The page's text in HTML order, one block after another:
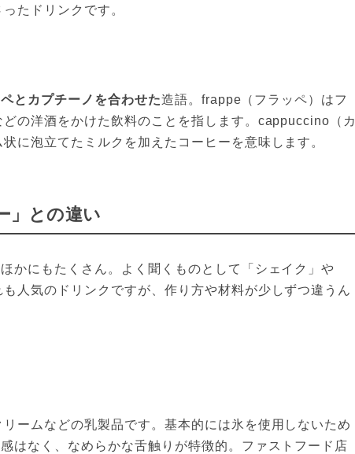
たドリンクです。
とカプチーノを合わせた造語。frappe（フラッペ）はフ
の洋酒をかけた飲料のことを指します。cappuccino（カ
に泡立てたミルクを加えたコーヒーを意味します。
」との違い
かにもたくさん。よく聞くものとして「シェイク」や
も人気のドリンクですが、作り方や材料が少しずつ違うん
ームなどの乳製品です。基本的には氷を使用しないため
はなく、なめらかな舌触りが特徴的。ファストフード店